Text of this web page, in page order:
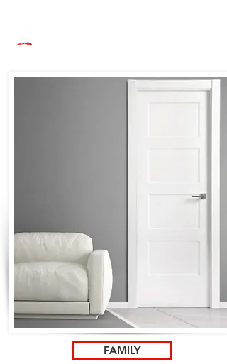
FAMILY